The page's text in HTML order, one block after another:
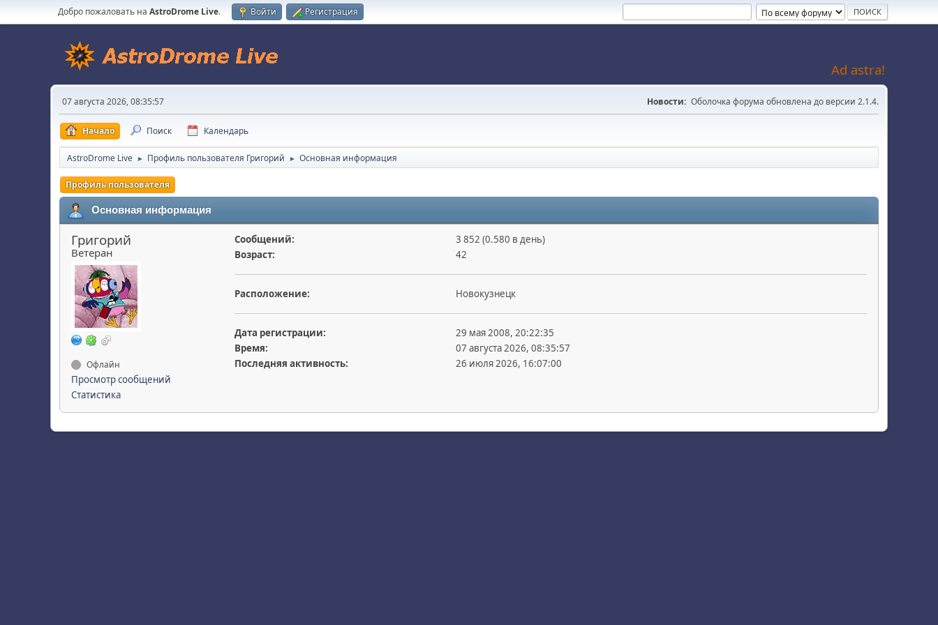
Добро пожаловать на AstroDrome Live. Войти Регистрация
Ad astra!
07 августа 2026, 08:35:57 Новости: Оболочка форума обновлена до версии 2.1.4.
Начало Поиск Календарь
AstroDrome Live ► Профиль пользователя Григорий ► Основная информация
Профиль пользователя
Основная информация
Григорий
Ветеран
Офлайн
Просмотр сообщений
Статистика
Сообщений:
3 852 (0.580 в день)
Возраст:
42
Расположение: Новокузнецк
Дата регистрации:
29 мая 2008, 20:22:35
Время:
07 августа 2026, 08:35:57
Последняя активность:
26 июля 2026, 16:07:00